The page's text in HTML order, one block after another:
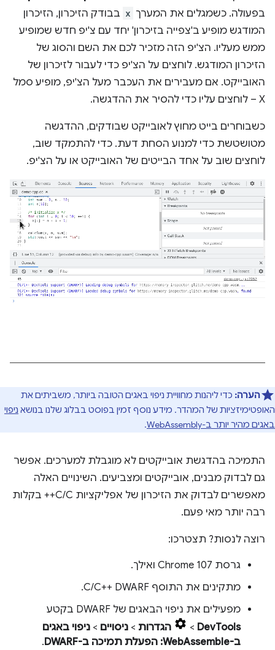
בפעולה. כשמגלים את המערך x בבודק הזיכרון, הזיכרון
המודגש מופיע ב'צפייה בזיכרון' יחד עם צ'יפ חדש שמופיע
ממש מעליו. הצ'יפ הזה מזכיר לכם את השם והסוג של
הזיכרון המודגש. לוחצים על הצ'יפ כדי לעבור לזיכרון של
האובייקט. אם מעבירים את העכבר מעל הצ'יפ, מופיע סמל
X – לוחצים עליו כדי להסיר את ההדגשה.
כשבוחרים בייט מחוץ לאובייקט שבודקים, ההדגשה
מטושטשת כדי למנוע הסחת דעת. כדי להתמקד שוב,
לוחצים שוב על אחד הבייטים של האובייקט או על הצ'יפ.
הערה: כדי ליהנות מחוויית ניפוי באגים הטובה ביותר, משביתים את
האופטימיזציות של המהדר. מידע נוסף זמין בפוסט בבלוג שלנו בנושא ניפוי
באגים מהיר יותר ב-WebAssembly
.
התמיכה בהדגשת אובייקטים לא מוגבלת למערכים. אפשר
גם לבדוק מבנים, אובייקטים ומצביעים. השינויים האלה
מאפשרים לבדוק את הזיכרון של אפליקציות C/C++ בקלות
רבה יותר מאי פעם.
רוצה לנסות? תצטרכו:
גרסת Chrome 107 ואילך.
מתקינים את התוסף C/C++ DWARF.
מפעילים את ניפוי הבאגים של DWARF בקטע
DevTools
> הגדרות > ניסויים > ניפוי באגים
ב-WebAssemble: הפעלת תמיכה ב-DWARF
.